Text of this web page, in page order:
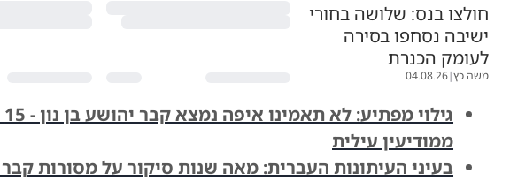
חולצו בנס: שלושה בחורי
ישיבה נסחפו בסירה
לעומק הכנרת
משה כץ|
04.08.26
ממודיעין עילית
בעיני העיתונות העברית: מאה שנות סיקור על מסורות